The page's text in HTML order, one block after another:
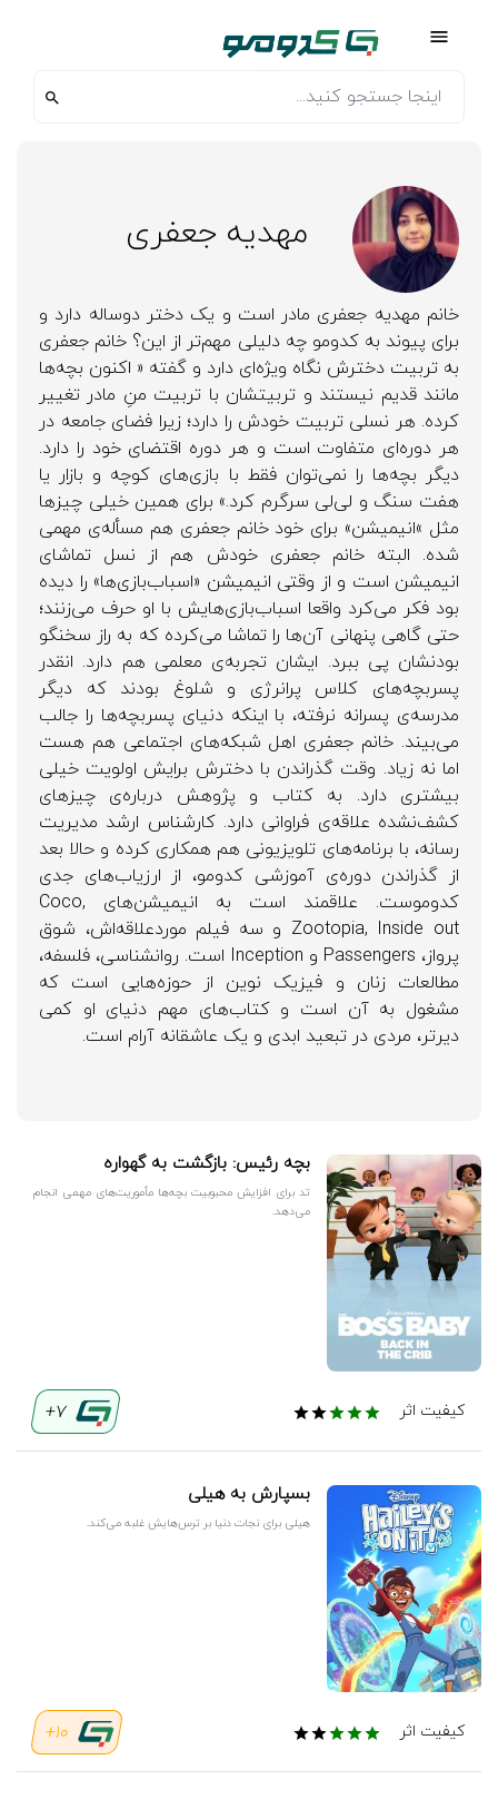
مهدیه جعفری
خانم مهدیه جعفری مادر است و یک دختر دوساله دارد و
برای پیوند به کدومو چه دلیلی مهم‌تر از این؟ خانم جعفری
به تربیت دخترش نگاه ویژه‌ای دارد و گفته « اکنون بچه‌ها
مانند قدیم نیستند و تربیتشان با تربیت منِ مادر تغییر
کرده. هر نسلی تربیت خودش را دارد؛ زیرا فضای جامعه در
هر دوره‌ای متفاوت است و هر دوره اقتضای خود را دارد.
دیگر بچه‌ها را نمی‌توان فقط با بازی‌های کوچه و بازار یا
هفت سنگ و لی‌لی سرگرم کرد.» برای همین خیلی چیزها
مثل »انیمیشن» برای خود خانم جعفری هم مسأله‌ی مهمی
شده. البته خانم جعفری خودش هم از نسل تماشای
انیمیشن است و از وقتی انیمیشن «اسباب‌بازی‌ها» را دیده
بود فکر می‌کرد واقعا اسباب‌بازی‌هایش با او حرف می‌زنند؛
حتی گاهی پنهانی آن‌ها را تماشا می‌کرده که به راز سخنگو
بودنشان پی ببرد. ایشان تجربه‌ی معلمی هم دارد. انقدر
پسربچه‌های کلاس پرانرژی و شلوغ بودند که دیگر
مدرسه‌ی پسرانه نرفته، با اینکه دنیای پسربچه‌ها را جالب
می‌بیند. خانم جعفری اهل شبکه‌های اجتماعی هم هست
اما نه زیاد. وقت گذراندن با دخترش برایش اولویت خیلی
بیشتری دارد. به کتاب و پژوهش درباره‌ی چیزهای
کشف‌نشده علاقه‌ی فراوانی دارد. کارشناس ارشد مدیریت
رسانه، با برنامه‌های تلویزیونی هم همکاری کرده و حالا بعد
از گذراندن دوره‌ی آموزشی کدومو، از ارزیاب‌های جدی
کدوموست. علاقمند است به انیمیشن‌های Coco,
Zootopia, Inside out و سه فیلم موردعلاقه‌اش، شوق
پرواز، Passengers و Inception است. روانشناسی، فلسفه،
مطالعات زنان و فیزیک نوین از حوزه‌هایی است که
مشغول به آن است و کتاب‌های مهم دنیای او کمی
دیرتر، مردی در تبعید ابدی و یک عاشقانه آرام است.
بچه رئیس: بازگشت به گهواره
تد برای افزایش محبوبیت بچه‌ها مأموریت‌های مهمی انجام
می‌دهد.
کیفیت اثر 7+
بسپارش به هیلی
هیلی برای نجات دنیا بر ترس‌هایش غلبه می‌کند.
کیفیت اثر 10+